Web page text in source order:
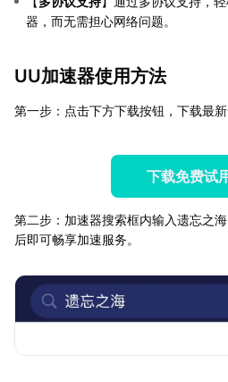
器，而无需担心网络问题。
UU加速器使用方法
第一步：点击下方下载按钮，下载最
下载免费试
第二步：加速器搜索框内输入遗忘之
后即可畅享加速服务。